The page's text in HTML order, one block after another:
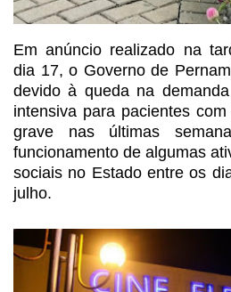
Em anúncio realizado na
dia 17, o Governo de
devido à queda na
intensiva para pacientes
grave nas últimas
funcionamento de algumas
sociais no Estado entre os
julho.